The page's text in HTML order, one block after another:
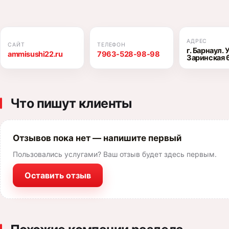
САЙТ
ammisushi22.ru
ТЕЛЕФОН
7963-528-98-98
АДРЕС
г. Барнаул.
Заринская
Что пишут клиенты
Отзывов пока нет — напишите первый
Пользовались услугами? Ваш отзыв будет здесь первым.
Оставить отзыв